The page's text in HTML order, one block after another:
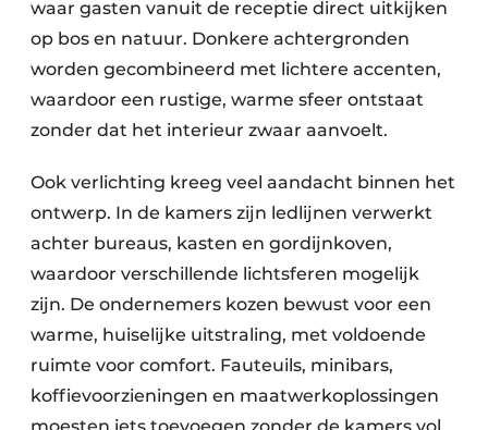
waar gasten vanuit de receptie direct uitkijken
op bos en natuur. Donkere achtergronden
worden gecombineerd met lichtere accenten,
waardoor een rustige, warme sfeer ontstaat
zonder dat het interieur zwaar aanvoelt.
Ook verlichting kreeg veel aandacht binnen het
ontwerp. In de kamers zijn ledlijnen verwerkt
achter bureaus, kasten en gordijnkoven,
waardoor verschillende lichtsferen mogelijk
zijn. De ondernemers kozen bewust voor een
warme, huiselijke uitstraling, met voldoende
ruimte voor comfort. Fauteuils, minibars,
koffievoorzieningen en maatwerkoplossingen